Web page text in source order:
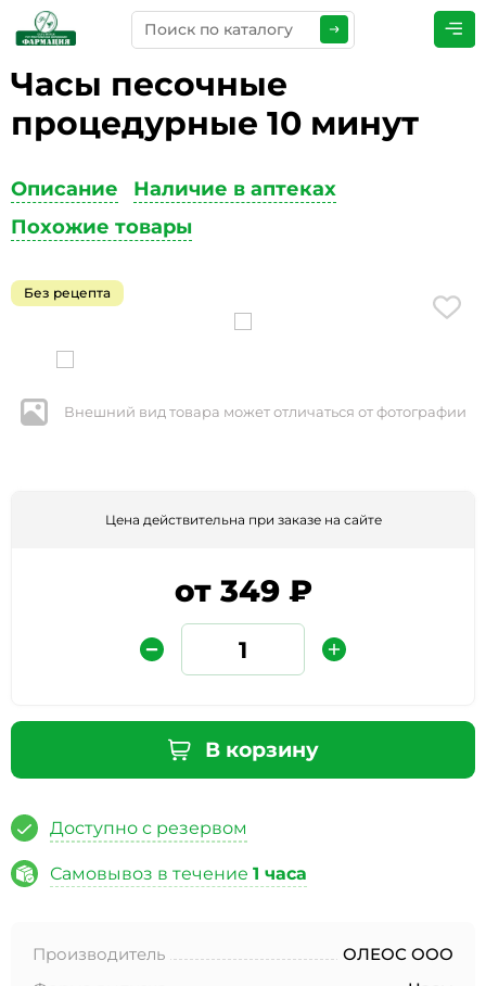
Часы песочные
процедурные 10 минут
Описание
Наличие в аптеках
Похожие товары
Без рецепта
Внешний вид товара может отличаться от фотографии
Цена действительна при заказе на сайте
от 349 ₽
В корзину
Доступно с резервом
Самовывоз в течение 1 часа
Производитель
ОЛЕОС ООО
ПРЕДСТАВЬТЕСЬ*
ТЕЛЕФОН*
ЭЛЕКТРОННАЯ ПОЧТА
КОММЕНТАРИИ*
Защита от автоматических сообщений
соответствии с Федеральным законом от 27.07.2006 года